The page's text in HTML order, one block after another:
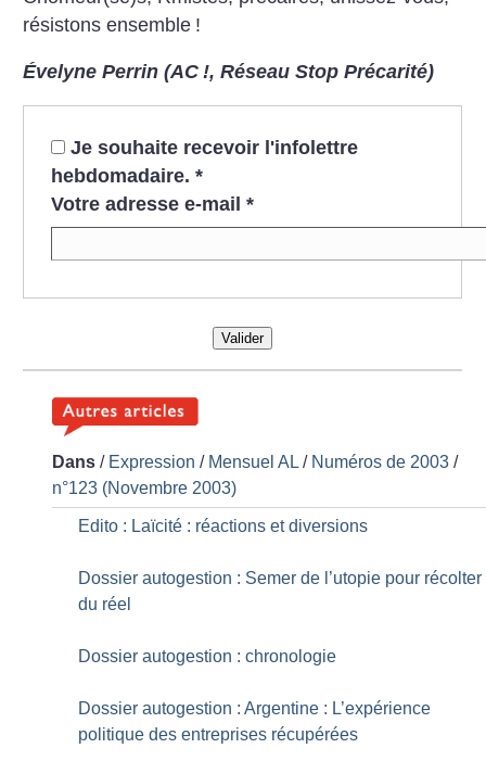
résistons ensemble !
Évelyne Perrin (AC !, Réseau Stop Précarité)
Je souhaite recevoir l'infolettre
hebdomadaire. *
Votre adresse e-mail *
Valider
Dans / Expression / Mensuel AL / Numéros de 2003 /
n°123 (Novembre 2003)
Edito : Laïcité : réactions et diversions
Dossier autogestion : Semer de l’utopie pour récolter
du réel
Dossier autogestion : chronologie
Dossier autogestion : Argentine : L’expérience
politique des entreprises récupérées